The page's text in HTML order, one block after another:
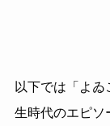
以下では「よ
生時代のエピソ